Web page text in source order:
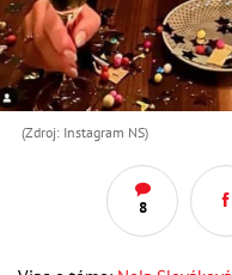
(Zdroj: Instagram NS)
8